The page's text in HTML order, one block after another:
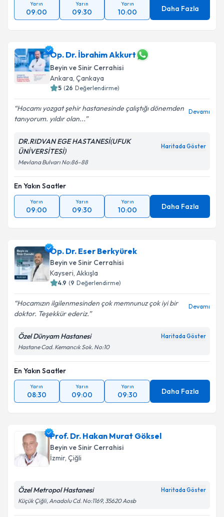
Yarın
09:00
Yarın
09:30
Yarın
10:00 Daha Fazla
Op. Dr. İbrahim Akkurt
Beyin ve Sinir Cerrahisi
Ankara, Çankaya
5 (26 Değerlendirme)
Hocamı yozgat şehir hastanesinde çalıştığı dönemden
tanıyorum. yıldır olan...
Devamı
DR.RIDVAN EGE HASTANESİ(UFUK
ÜNİVERSİTESİ)
Haritada Göster
Mevlana Bulvarı No:86-88
En Yakın Saatler
Yarın
09:00
Yarın
09:30
Yarın
10:00 Daha Fazla
Op. Dr. Eser Berkyürek
Beyin ve Sinir Cerrahisi
Kayseri, Akkışla
4.9 (9 Değerlendirme)
Hocamızın ilgilenmesinden çok memnunuz çok iyi bir
doktor. Teşekkür ederiz.
Devamı
Özel Dünyam Hastanesi Haritada Göster
Hastane Cad. Kemancık Sok. No:10
En Yakın Saatler
Yarın
08:30
Yarın
09:00
Yarın
09:30 Daha Fazla
Prof. Dr. Hakan Murat Göksel
Beyin ve Sinir Cerrahisi
İzmir, Çiğli
Özel Metropol Hastanesi Haritada Göster
Küçük Çiğli, Anadolu Cd. No:1169, 35620 Aosb